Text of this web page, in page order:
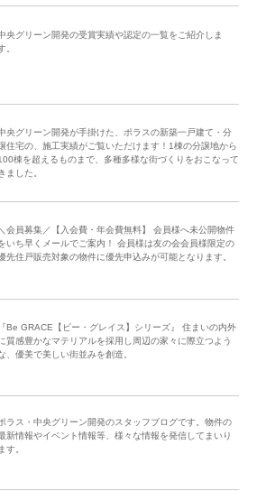
央グリーン開発の受賞実績や認定の一覧をご紹介しま
。
央グリーン開発が手掛けた、ポラスの新築一戸建て・分
住宅の、施工実績がご覧いただけます！1棟の分譲地から
棟を超えるものまで、多種多様な街づくりをおこなって
ました。
会員募集／【入会費・年会費無料】 会員様へ未公開物件
いち早くメールでご案内！ 会員様は友の会会員様限定の
先住戸販売対象の物件に優先申込みが可能となります。
『Be GRACE【ビー・グレイス】シリーズ』 住まいの内外
質感豊かなマテリアルを採用し周辺の家々に際立つよう
、優美で美しい街並みを創造。
ラス・中央グリーン開発のスタッフブログです。物件の
新情報やイベント情報等、様々な情報を発信してまいり
ます。